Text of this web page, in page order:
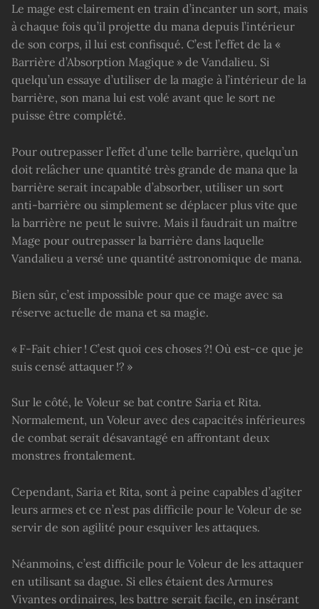
Le mage est clairement en train d’incanter un sort, mais
à chaque fois qu’il projette du mana depuis l’intérieur
de son corps, il lui est confisqué. C’est l’effet de la «
Barrière d’Absorption Magique » de Vandalieu. Si
quelqu’un essaye d’utiliser de la magie à l’intérieur de la
barrière, son mana lui est volé avant que le sort ne
puisse être complété.
Pour outrepasser l’effet d’une telle barrière, quelqu’un
doit relâcher une quantité très grande de mana que la
barrière serait incapable d’absorber, utiliser un sort
anti-barrière ou simplement se déplacer plus vite que
la barrière ne peut le suivre. Mais il faudrait un maître
Mage pour outrepasser la barrière dans laquelle
Vandalieu a versé une quantité astronomique de mana.
Bien sûr, c’est impossible pour que ce mage avec sa
réserve actuelle de mana et sa magie.
« F-Fait chier ! C’est quoi ces choses ?! Où est-ce que je
suis censé attaquer !? »
Sur le côté, le Voleur se bat contre Saria et Rita.
Normalement, un Voleur avec des capacités inférieures
de combat serait désavantagé en affrontant deux
monstres frontalement.
Cependant, Saria et Rita, sont à peine capables d’agiter
leurs armes et ce n’est pas difficile pour le Voleur de se
servir de son agilité pour esquiver les attaques.
Néanmoins, c’est difficile pour le Voleur de les attaquer
en utilisant sa dague. Si elles étaient des Armures
Vivantes ordinaires, les battre serait facile, en insérant